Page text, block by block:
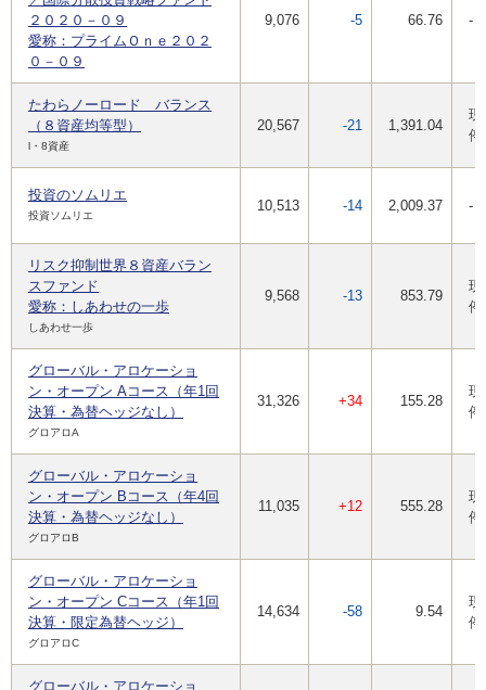
２０２０－０９
愛称：プライムＯｎｅ２０２
０－０９
9,076 -5 66.76 -
たわらノーロード バランス
（８資産均等型）
l・8資産
20,567 -21 1,391.04
現
停
投資のソムリエ
投資ソムリエ
10,513 -14 2,009.37 -
リスク抑制世界８資産バラン
スファンド
愛称：しあわせの一歩
しあわせ一歩
9,568 -13 853.79
現
停
グローバル・アロケーショ
ン・オープン Aコース（年1回
決算・為替ヘッジなし）
グロアロA
31,326 +34 155.28
現
停
グローバル・アロケーショ
ン・オープン Bコース（年4回
決算・為替ヘッジなし）
グロアロB
11,035 +12 555.28
現
停
グローバル・アロケーショ
ン・オープン Cコース（年1回
決算・限定為替ヘッジ）
グロアロC
14,634 -58 9.54
現
停
グローバル・アロケーショ